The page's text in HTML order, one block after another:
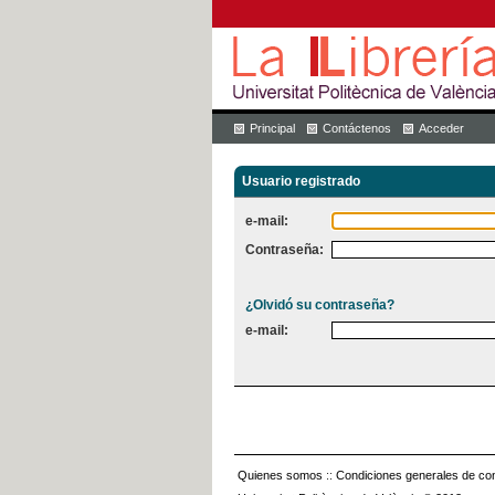
Principal Contáctenos Acceder
Usuario registrado
e-mail:
Contraseña:
¿Olvidó su contraseña?
e-mail:
Quienes somos :: Condiciones generales de